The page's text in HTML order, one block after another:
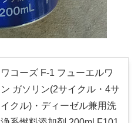
ワコーズ F-1 フューエルワ
ン ガソリン(2サイクル・4サ
イクル)・ディーゼル兼用洗